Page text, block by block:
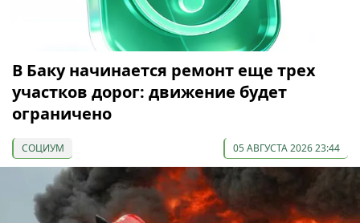
В Баку начинается ремонт еще трех
участков дорог: движение будет
ограничено
СОЦИУМ 05 АВГУСТА 2026 23:44